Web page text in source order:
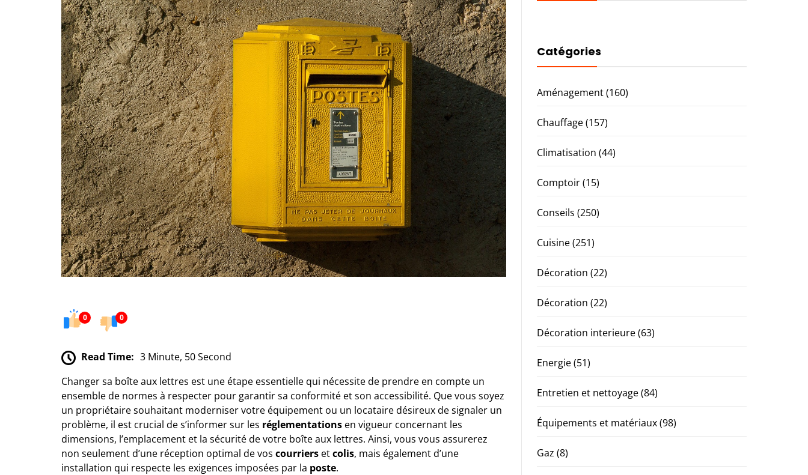
0 0
Read Time: 3 Minute, 50 Second
Changer sa boîte aux lettres est une étape essentielle qui nécessite de prendre en compte un
ensemble de normes à respecter pour garantir sa conformité et son accessibilité. Que vous soyez
un propriétaire souhaitant moderniser votre équipement ou un locataire désireux de signaler un
problème, il est crucial de s’informer sur les réglementations en vigueur concernant les
dimensions, l’emplacement et la sécurité de votre boîte aux lettres. Ainsi, vous vous assurerez
non seulement d’une réception optimal de vos courriers etcolis, mais également d’une
installation qui respecte les exigences imposées par la poste.
Catégories
Aménagement(160)
Chauffage(157)
Climatisation (44)
Comptoir(15)
Conseils (250)
Cuisine(251)
Décoration (22)
Décoration (22)
Décoration interieure(63)
Energie(51)
Entretien et nettoyage(84)
Équipements et matériaux(98)
Gaz (8)